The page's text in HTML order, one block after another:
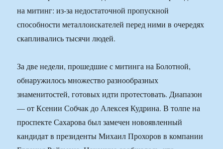
на митинг: из-за недостаточной пропускной
способности металлоискателей перед ними в очередях
скапливались тысячи людей.
За две недели, прошедшие с митинга на Болотной,
обнаружилось множество разнообразных
знаменитостей, готовых идти протестовать. Диапазон
— от Ксении Собчак до Алексея Кудрина. В толпе на
проспекте Сахарова был замечен новоявленный
кандидат в президенты Михаил Прохоров в компании